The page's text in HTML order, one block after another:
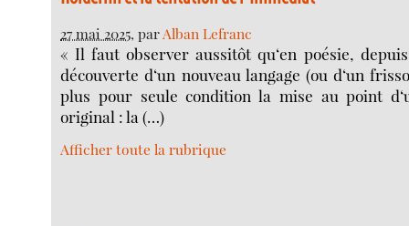
27 mai 2025, parAlban Lefranc
« Il faut observer aussitôt qu‘en poésie,
découverte d‘un nouveau langage (ou d‘un
plus pour seule condition la mise au point
original : la (…)
Afficher toute la rubrique